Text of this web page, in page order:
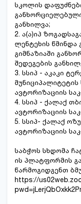
სკოლის
განხილვა;
2. ა(ა)იპ
ლენტეხის წმინდა
გიმნაზიაში
შედეგების
3. სსიპ - აკაკი
ავტორიზაციის
4. სსიპ - ქალაქ
ავტორიზაციის
5. სსიპ- ქალაქ
ავტორიზაციის
საბჭოს სხდომა
ის პლატფორმის
წარმოგიდგენთ
https://